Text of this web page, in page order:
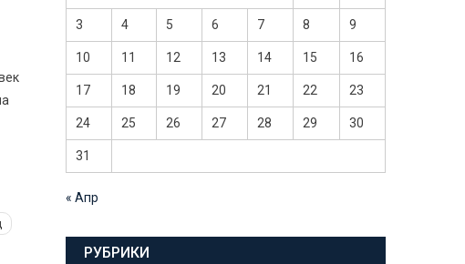
3 4 5 6 7 8 9
10 11 12 13 14 15 16
17 18 19 20 21 22 23
24 25 26 27 28 29 30
31
« Апр
РУБРИКИ